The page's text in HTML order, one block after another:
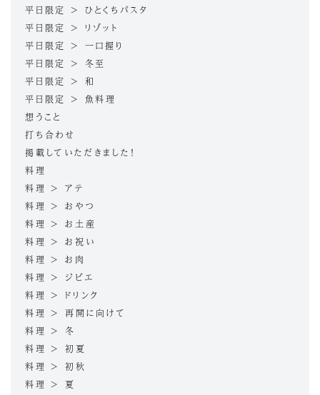
平日限定 > ひとくちパスタ
平日限定 > リゾット
平日限定 > 一口握り
平日限定 > 冬至
平日限定 > 和
平日限定 > 魚料理
想うこと
打ち合わせ
掲載していただきました！
料理
料理 > アテ
料理 > おやつ
料理 > お土産
料理 > お祝い
料理 > お肉
料理 > ジビエ
料理 > ドリンク
料理 > 再開に向けて
料理 > 冬
料理 > 初夏
料理 > 初秋
料理 > 夏